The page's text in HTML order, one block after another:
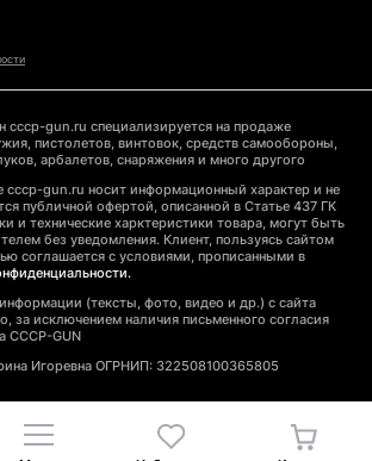
cccp-gun.ru специализируется на продаже
пистолетов, винтовок, средств самообороны,
арбалетов, снаряжения и много другого
cccp-gun.ru носит информационный характер и не
публичной офертой, описанной в Статье 437 ГК
и технические харктеристики товара, могут быть
без уведомления. Клиент, пользуясь сайтом
соглашается с условиями, прописанными в
(тексты, фото, видео и др.) с сайта
за исключением наличия письменного согласия
CCCP-GUN
Игоревна ОГРНИП: 322508100365805